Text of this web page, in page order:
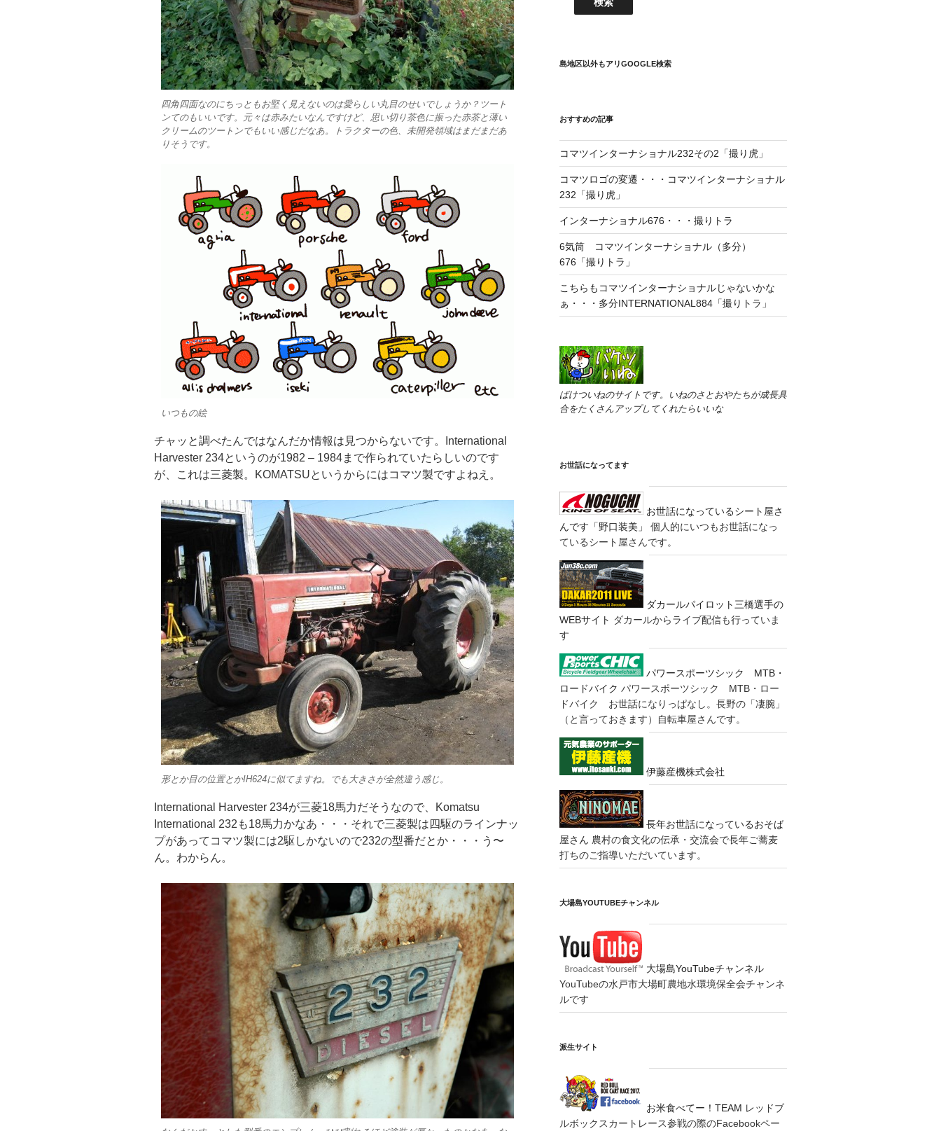
四角四面なのにちっともお堅く見えないのは愛らしい丸目のせいでしょうか？ツート
ンてのもいいです。元々は赤みたいなんですけど、思い切り茶色に振った赤茶と薄い
クリームのツートンでもいい感じだなあ。トラクターの色、未開発領域はまだまだあ
りそうです。
いつもの絵
チャッと調べたんではなんだか情報は見つからないです。International
Harvester 234というのが1982 – 1984まで作られていたらしいのです
が、これは三菱製。KOMATSUというからにはコマツ製ですよねえ。
形とか目の位置とかIH624に似てますね。でも大きさが全然違う感じ。
International Harvester 234が三菱18馬力だそうなので、Komatsu
International 232も18馬力かなあ・・・それで三菱製は四駆のラインナッ
プがあってコマツ製には2駆しかないので232の型番だとか・・・う〜
ん。わからん。
島地区以外もアリGOOGLE検索
おすすめの記事
コマツインターナショナル232その2「撮り虎」
コマツロゴの変遷・・・コマツインターナショナル
232「撮り虎」
インターナショナル676・・・撮りトラ
6気筒 コマツインターナショナル（多分）
676「撮りトラ」
こちらもコマツインターナショナルじゃないかな
ぁ・・・多分INTERNATIONAL884「撮りトラ」
ばけついねのサイトです。いねのさとおやたちが成長具
合をたくさんアップしてくれたらいいな
お世話になってます
お世話になっているシート屋さ
んです「野口装美」
個人的にいつもお世話になっ
ているシート屋さんです。
ダカールパイロット三橋選手の
WEBサイト ダカールからライブ配信も行っていま
す
パワースポーツシック MTB・
ロードバイク パワースポーツシック MTB・ロー
ドバイク お世話になりっぱなし。長野の「凄腕」
（と言っておきます）自転車屋さんです。
伊藤産機株式会社
長年お世話になっているおそば
屋さん 農村の食文化の伝承・交流会で長年ご蕎麦
打ちのご指導いただいています。
大場島YOUTUBEチャンネル
大場島YouTubeチャンネル
YouTubeの水戸市大場町農地水環境保全会チャンネ
ルです
派生サイト
お米食べてー！TEAM レッドブ
ルボックスカートレース参戦の際のFacebookペー